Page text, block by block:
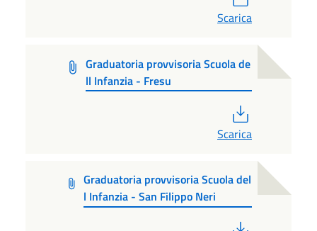
Scarica
Graduatoria provvisoria Scuola de
ll Infanzia - Fresu
Scarica
Graduatoria provvisoria Scuola del
l Infanzia - San Filippo Neri